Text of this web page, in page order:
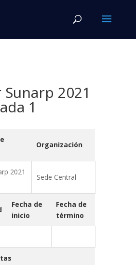
Sunarp 2021
1
Organización
2021
Sede Central
Fecha de
inicio
Fecha de
término